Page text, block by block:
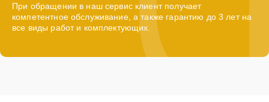
При обращении в наш сервис клиент получает
компетентное обслуживание, а также гарантию до 3 лет на
все виды работ и комплектующих.